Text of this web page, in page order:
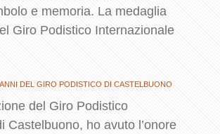
e memoria. La medaglia
Giro Podistico Internazionale
DEL GIRO PODISTICO DI CASTELBUONO
del Giro Podistico
Castelbuono, ho avuto l’onore